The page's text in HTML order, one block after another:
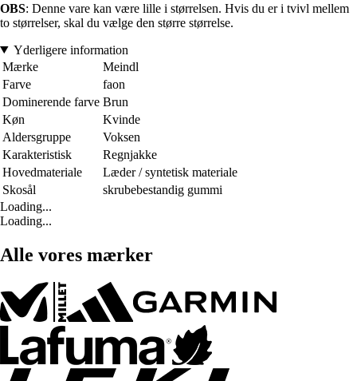
OBS: Denne vare kan være lille i størrelsen. Hvis du er i tvivl mellem
to størrelser, skal du vælge den større størrelse.
Yderligere information
Mærke
Meindl
Farve
faon
Dominerende farve Brun
Køn
Kvinde
Aldersgruppe
Voksen
Karakteristisk
Regnjakke
Hovedmateriale
Læder / syntetisk materiale
Skosål
skrubebestandig gummi
Loading...
Loading...
Alle vores mærker